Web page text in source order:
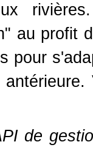
au profit
pour
de